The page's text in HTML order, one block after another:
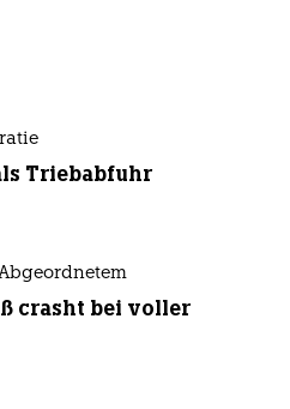
Triebabfuhr
crasht bei voller